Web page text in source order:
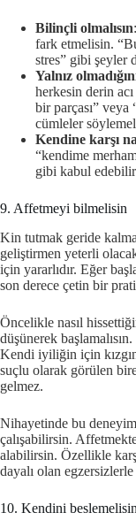
Bilinçli olmalısın
fark etmelisin.
stres” gibi şeyler
Yalnız
herkesin derin
bir parçası”
cümleler
Kendine karşı
“kendime
gibi kabul
9. Affetmeyi bilmelisin
Kin tutmak geride
geliştirmen yeterli
için yararlıdır. Eğer
son derece çetin bir
Öncelikle nasıl
düşünerek
Kendi iyiliğin için
suçlu olarak görülen
gelmez.
Nihayetinde bu
çalışabilirsin.
alabilirsin. Özellikle
dayalı olan
10. Kendini beslemelisin